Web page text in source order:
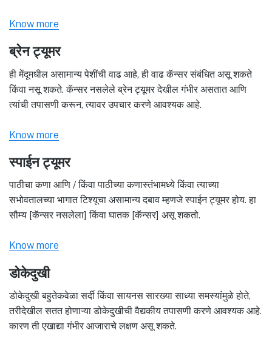
Know more
ब्रेन ट्यूमर
ही मेंदूमधील असामान्य पेशींची वाढ आहे, ही वाढ कॅन्सर संबंधित असू शकते
किंवा नसू शकते. कॅन्सर नसलेले ब्रेन ट्यूमर देखील गंभीर असतात आणि
त्यांची तपासणी करून, त्यावर उपचार करणे आवश्यक आहे.
Know more
स्पाईन ट्यूमर
पाठीचा कणा आणि / किंवा पाठीच्या कणास्तंभामध्ये किंवा त्याच्या
सभोवतालच्या भागात टिश्यूचा असामान्य दबाव म्हणजे स्पाईन ट्यूमर होय. हा
सौम्य [कॅन्सर नसलेला] किंवा घातक [कॅन्सर] असू शकतो.
Know more
डोकेदुखी
डोकेदुखी बहुतेकवेळा सर्दी किंवा सायनस सारख्या साध्या समस्यांमुळे होते,
तरीदेखील सतत होणाऱ्या डोकेदुखीची वैद्यकीय तपासणी करणे आवश्यक आहे.
कारण ती एखाद्या गंभीर आजाराचे लक्षण असू शकते.